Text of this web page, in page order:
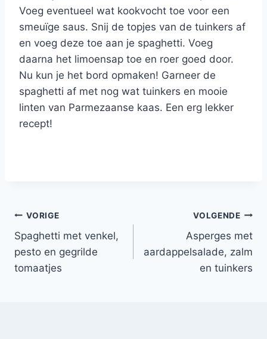
Voeg eventueel wat kookvocht toe voor een
smeuïge saus. Snij de topjes van de tuinkers af
en voeg deze toe aan je spaghetti. Voeg
daarna het limoensap toe en roer goed door.
Nu kun je het bord opmaken! Garneer de
spaghetti af met nog wat tuinkers en mooie
linten van Parmezaanse kaas. Een erg lekker
recept!
Bericht
navigatie
VORIGE
Spaghetti met venkel,
pesto en gegrilde
tomaatjes
VOLGENDE
Asperges met
aardappelsalade, zalm
en tuinkers